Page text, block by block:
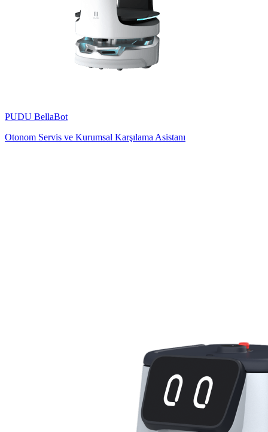
PUDU BellaBot
Otonom Servis ve Kurumsal Karşılama Asistanı